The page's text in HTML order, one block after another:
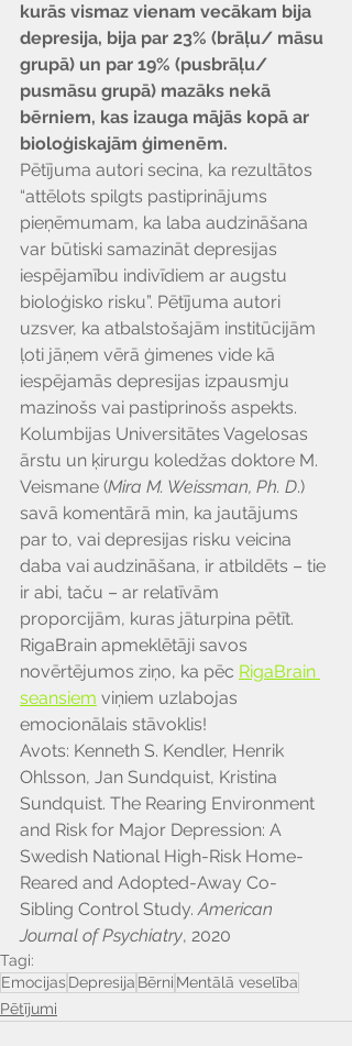
kurās vismaz vienam vecākam bija
depresija, bija par 23% (brāļu/ māsu
grupā) un par 19% (pusbrāļu/
pusmāsu grupā) mazāks nekā
bērniem, kas izauga mājās kopā ar
bioloģiskajām ģimenēm.
Pētījuma autori secina, ka rezultātos
“attēlots spilgts pastiprinājums
pieņēmumam, ka laba audzināšana
var būtiski samazināt depresijas
iespējamību indivīdiem ar augstu
bioloģisko risku”. Pētījuma autori
uzsver, ka atbalstošajām institūcijām
ļoti jāņem vērā ģimenes vide kā
iespējamās depresijas izpausmju
mazinošs vai pastiprinošs aspekts.
Kolumbijas Universitātes Vagelosas
ārstu un ķirurgu koledžas doktore M.
Veismane (Mira M. Weissman, Ph. D.)
savā komentārā min, ka jautājums
par to, vai depresijas risku veicina
daba vai audzināšana, ir atbildēts – tie
ir abi, taču – ar relatīvām
proporcijām, kuras jāturpina pētīt.
RigaBrain apmeklētāji savos
novērtējumos ziņo, ka pēc RigaBrain
seansiem viņiem uzlabojas
emocionālais stāvoklis!
Avots: Kenneth S. Kendler, Henrik
Ohlsson, Jan Sundquist, Kristina
Sundquist. The Rearing Environment
and Risk for Major Depression: A
Swedish National High-Risk Home-
Reared and Adopted-Away Co-
Sibling Control Study. American
Journal of Psychiatry, 2020
Tagi:
Emocijas Depresija Bērni Mentālā veselība
Pētījumi